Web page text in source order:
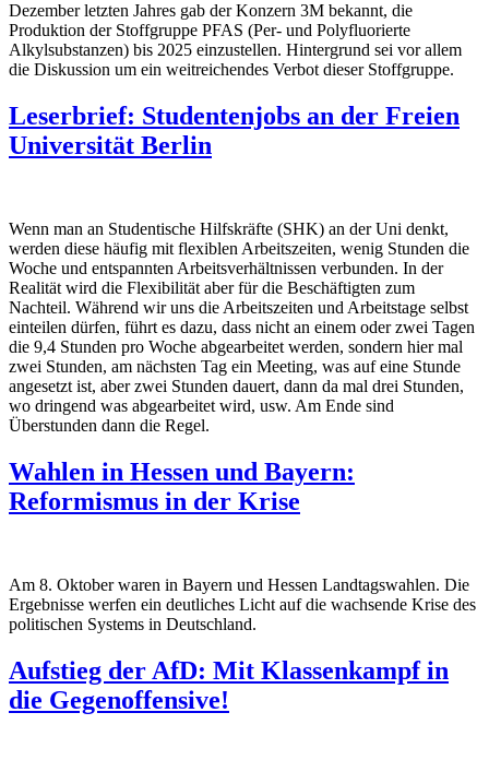
Dezember letzten Jahres gab der Konzern 3M bekannt, die
Produktion der Stoffgruppe PFAS (Per- und Polyfluorierte
Alkylsubstanzen) bis 2025 einzustellen. Hintergrund sei vor allem
die Diskussion um ein weitreichendes Verbot dieser Stoffgruppe.
Leserbrief: Studentenjobs an der Freien
Universität Berlin
Wenn man an Studentische Hilfskräfte (SHK) an der Uni denkt,
werden diese häufig mit flexiblen Arbeitszeiten, wenig Stunden die
Woche und entspannten Arbeitsverhältnissen verbunden. In der
Realität wird die Flexibilität aber für die Beschäftigten zum
Nachteil. Während wir uns die Arbeitszeiten und Arbeitstage selbst
einteilen dürfen, führt es dazu, dass nicht an einem oder zwei Tagen
die 9,4 Stunden pro Woche abgearbeitet werden, sondern hier mal
zwei Stunden, am nächsten Tag ein Meeting, was auf eine Stunde
angesetzt ist, aber zwei Stunden dauert, dann da mal drei Stunden,
wo dringend was abgearbeitet wird, usw. Am Ende sind
Überstunden dann die Regel.
Wahlen in Hessen und Bayern:
Reformismus in der Krise
Am 8. Oktober waren in Bayern und Hessen Landtagswahlen. Die
Ergebnisse werfen ein deutliches Licht auf die wachsende Krise des
politischen Systems in Deutschland.
Aufstieg der AfD: Mit Klassenkampf in
die Gegenoffensive!